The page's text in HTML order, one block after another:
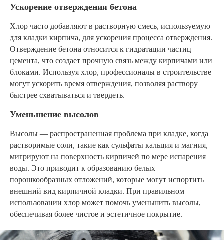
Ускорение отверждения бетона
Хлор часто добавляют в растворную смесь, используемую
для кладки кирпича, для ускорения процесса отверждения.
Отверждение бетона относится к гидратации частиц
цемента, что создает прочную связь между кирпичами или
блоками. Используя хлор, профессионалы в строительстве
могут ускорить время отверждения, позволяя раствору
быстрее схватываться и твердеть.
Уменьшение высолов
Высолы — распространенная проблема при кладке, когда
растворимые соли, такие как сульфаты кальция и магния,
мигрируют на поверхность кирпичей по мере испарения
воды. Это приводит к образованию белых
порошкообразных отложений, которые могут испортить
внешний вид кирпичной кладки. При правильном
использовании хлор может помочь уменьшить высолы,
обеспечивая более чистое и эстетичное покрытие.